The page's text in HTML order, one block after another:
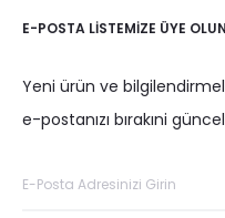
E-POSTA LISTEMIZE ÜYE OLUN
Yeni ürün ve
e-postanızı bırakıni